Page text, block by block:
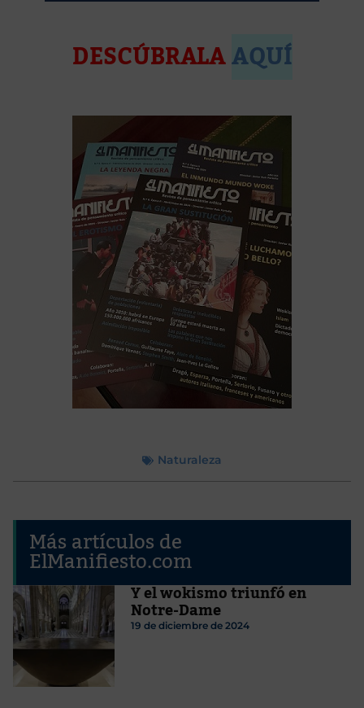
DESCÚBRALAAQUÍ
Naturaleza
Más artículos de
ElManifiesto.com
Y el wokismo triunfó en
Notre-Dame
19 de diciembre de 2024